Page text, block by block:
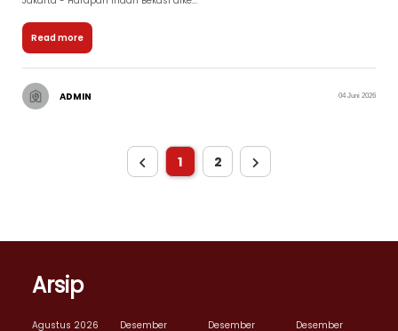
Read more
ADMIN 04 Juni 2026
1 2
Arsip
Agustus 2026
Desember
Desember
Desember